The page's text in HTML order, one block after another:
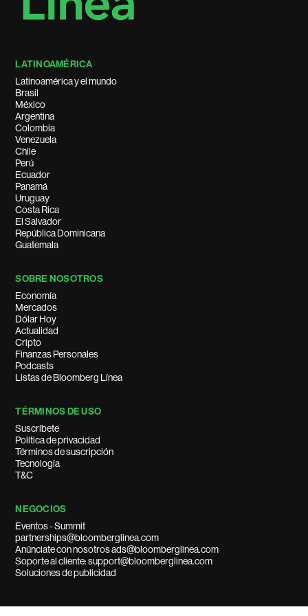
LATINOAMÉRICA
Latinoamérica y el mundo
Brasil
México
Argentina
Colombia
Venezuela
Chile
Perú
Ecuador
Panamá
Uruguay
Costa Rica
El Salvador
República Dominicana
Guatemala
SOBRE NOSOTROS
Economía
Mercados
Dólar Hoy
Actualidad
Cripto
Finanzas Personales
Podcasts
Listas de Bloomberg Línea
TÉRMINOS DE USO
Suscríbete
Política de privacidad
Términos de suscripción
Tecnología
T&C
NEGOCIOS
Eventos - Summit
partnerships@bloomberglinea.com
Anúnciate con nosotros ads@bloomberglinea.com
Soporte al cliente: support@bloomberglinea.com
Soluciones de publicidad